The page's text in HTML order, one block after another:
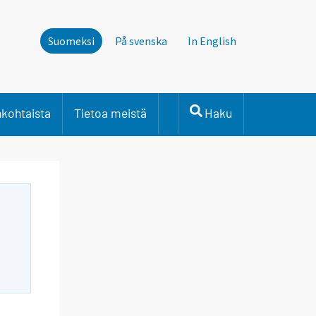
Suomeksi På svenska In English
Tietoa meistä Haku